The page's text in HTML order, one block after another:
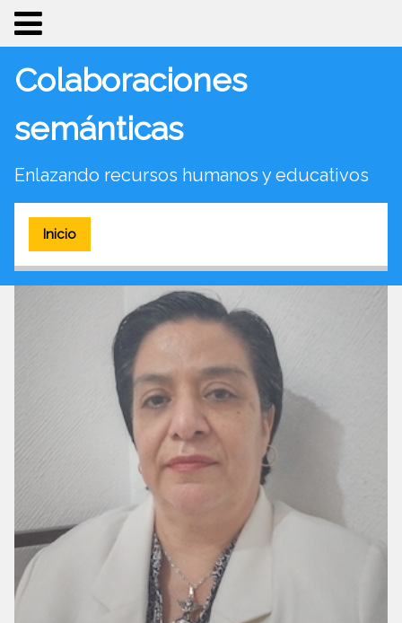
Colaboraciones
semánticas
Enlazando recursos humanos y educativos
Inicio